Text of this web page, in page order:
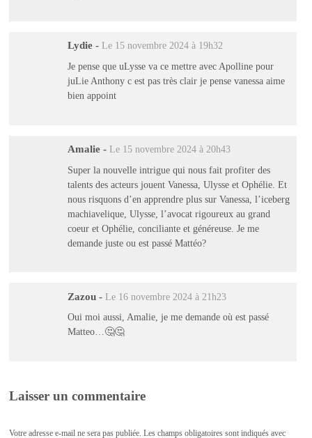
Lydie - Le 15 novembre 2024 à 19h32
Je pense que uLysse va ce mettre avec Apolline pour
juLie Anthony c est pas très clair je pense vanessa aime
bien appoint
Amalie - Le 15 novembre 2024 à 20h43
Super la nouvelle intrigue qui nous fait profiter des
talents des acteurs jouent Vanessa, Ulysse et Ophélie. Et
nous risquons d’en apprendre plus sur Vanessa, l’iceberg
machiavelique, Ulysse, l’avocat rigoureux au grand
coeur et Ophélie, conciliante et généreuse. Je me
demande juste ou est passé Mattéo?
Zazou - Le 16 novembre 2024 à 21h23
Oui moi aussi, Amalie, je me demande où est passé
Matteo…🤔🤔
Laisser un commentaire
Votre adresse e-mail ne sera pas publiée. Les champs obligatoires sont indiqués avec